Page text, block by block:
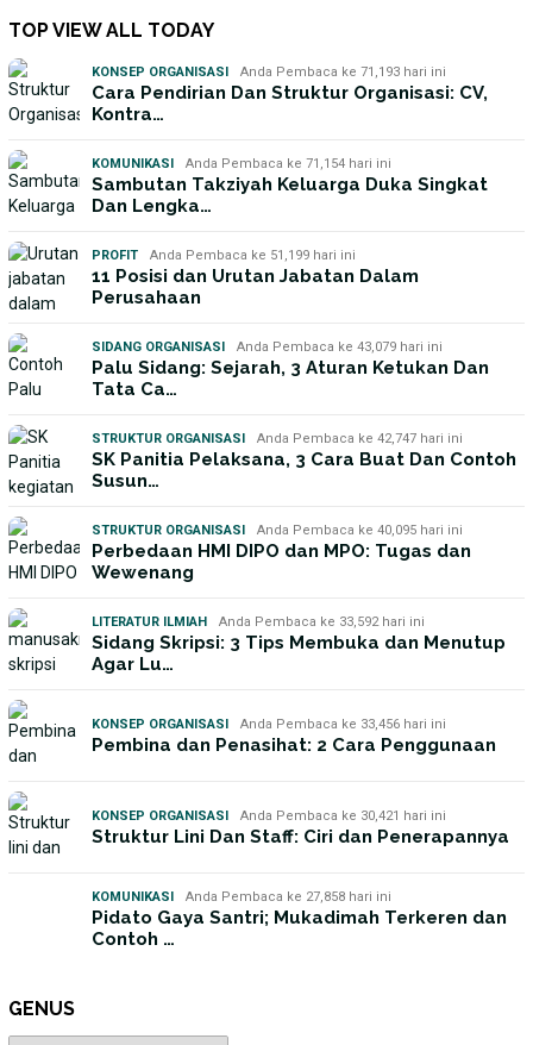
TOP VIEW ALL TODAY
KONSEP ORGANISASI Anda Pembaca ke 71,193 hari ini
Cara Pendirian Dan Struktur Organisasi: CV,
Kontra…
KOMUNIKASI Anda Pembaca ke 71,154 hari ini
Sambutan Takziyah Keluarga Duka Singkat
Dan Lengka…
PROFIT Anda Pembaca ke 51,199 hari ini
11 Posisi dan Urutan Jabatan Dalam
Perusahaan
SIDANG ORGANISASI Anda Pembaca ke 43,079 hari ini
Palu Sidang: Sejarah, 3 Aturan Ketukan Dan
Tata Ca…
STRUKTUR ORGANISASI Anda Pembaca ke 42,747 hari ini
SK Panitia Pelaksana, 3 Cara Buat Dan Contoh
Susun…
STRUKTUR ORGANISASI Anda Pembaca ke 40,095 hari ini
Perbedaan HMI DIPO dan MPO: Tugas dan
Wewenang
LITERATUR ILMIAH Anda Pembaca ke 33,592 hari ini
Sidang Skripsi: 3 Tips Membuka dan Menutup
Agar Lu…
KONSEP ORGANISASI Anda Pembaca ke 33,456 hari ini
Pembina dan Penasihat: 2 Cara Penggunaan
KONSEP ORGANISASI Anda Pembaca ke 30,421 hari ini
Struktur Lini Dan Staff: Ciri dan Penerapannya
KOMUNIKASI Anda Pembaca ke 27,858 hari ini
Pidato Gaya Santri; Mukadimah Terkeren dan
Contoh …
GENUS